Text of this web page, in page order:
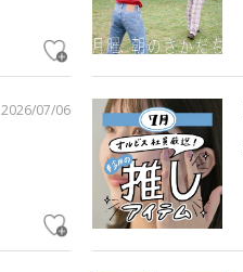
2026/07/06